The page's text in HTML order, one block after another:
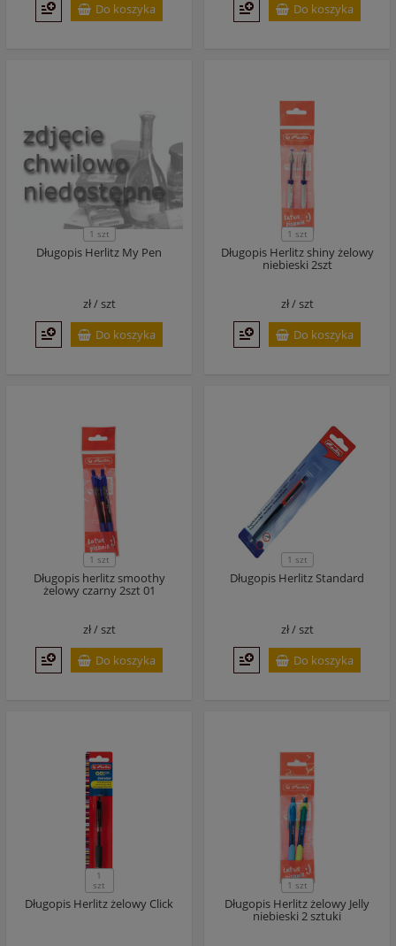
Do koszyka
Do koszyka
1 szt
Długopis Herlitz My Pen
zł /szt
Do koszyka
1 szt
Długopis Herlitz shiny żelowy
niebieski 2szt
zł /szt
Do koszyka
1 szt
Długopis herlitz smoothy
żelowy czarny 2szt 01
zł /szt
Do koszyka
1 szt
Długopis Herlitz Standard
zł /szt
Do koszyka
1
szt
Długopis Herlitz żelowy Click
1 szt
Długopis Herlitz żelowy Jelly
niebieski 2 sztuki